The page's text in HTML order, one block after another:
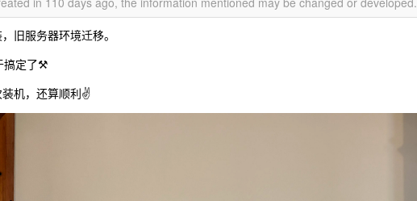
旧服务器环境迁移。
搞定了⚒️
机，还算顺利✌️